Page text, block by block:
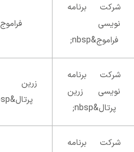
شرکت برنامه
نویسی
فراموج&nbsp;
فراموج
شرکت برنامه
نویسی زرین
پرتال&nbsp;
زرین
پرتال&nbsp;
شرکت برنامه